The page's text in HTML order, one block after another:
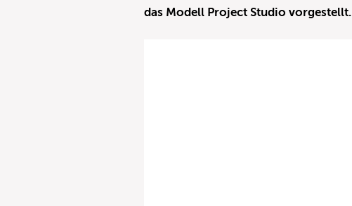
das Modell Project Studio vorgestellt.